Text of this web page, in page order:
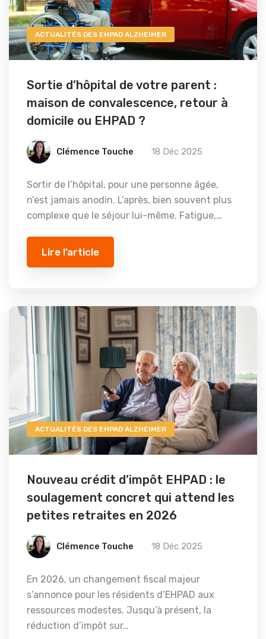
ACTUALITÉS DES EHPAD ALZHEIMER
Sortie d’hôpital de votre parent :
maison de convalescence, retour à
domicile ou EHPAD ?
Clémence Touche 18 Déc 2025
Sortir de l’hôpital, pour une personne âgée,
n’est jamais anodin. L’après, bien souvent plus
complexe que le séjour lui-même. Fatigue,…
Lire l’article
ACTUALITÉS DES EHPAD ALZHEIMER
Nouveau crédit d’impôt EHPAD : le
soulagement concret qui attend les
petites retraites en 2026
Clémence Touche 18 Déc 2025
En 2026, un changement fiscal majeur
s’annonce pour les résidents d’EHPAD aux
ressources modestes. Jusqu’à présent, la
réduction d’impôt sur…